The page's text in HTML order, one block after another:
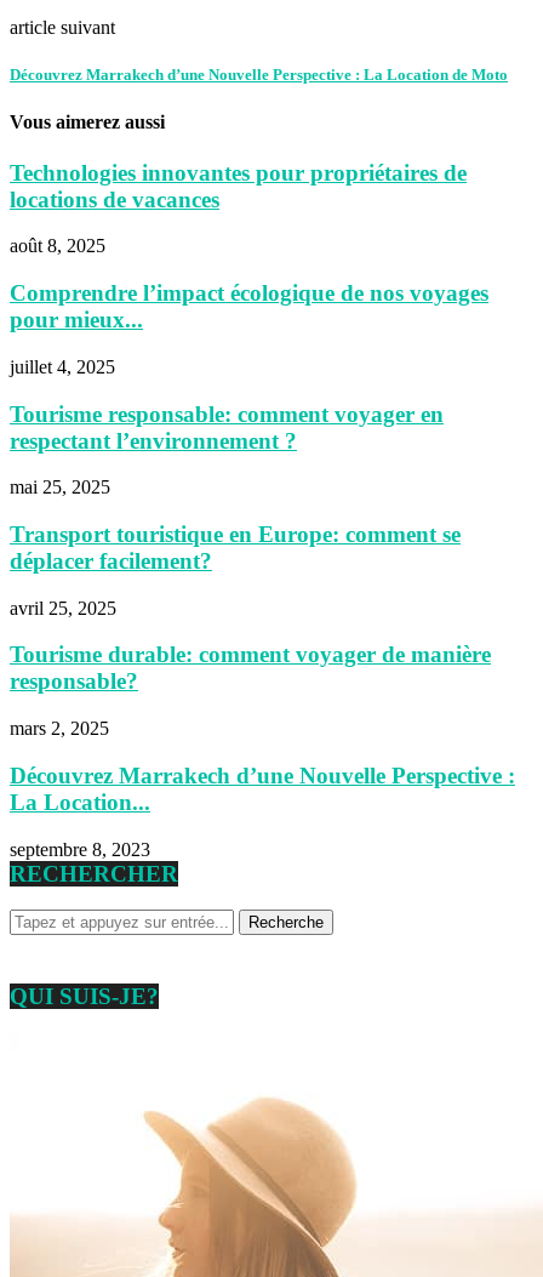
article suivant
Découvrez Marrakech d’une Nouvelle Perspective : La Location de Moto
Vous aimerez aussi
Technologies innovantes pour propriétaires de
locations de vacances
août 8, 2025
Comprendre l’impact écologique de nos voyages
pour mieux...
juillet 4, 2025
Tourisme responsable: comment voyager en
respectant l’environnement ?
mai 25, 2025
Transport touristique en Europe: comment se
déplacer facilement?
avril 25, 2025
Tourisme durable: comment voyager de manière
responsable?
mars 2, 2025
Découvrez Marrakech d’une Nouvelle Perspective :
La Location...
septembre 8, 2023
RECHERCHER
QUI SUIS-JE?